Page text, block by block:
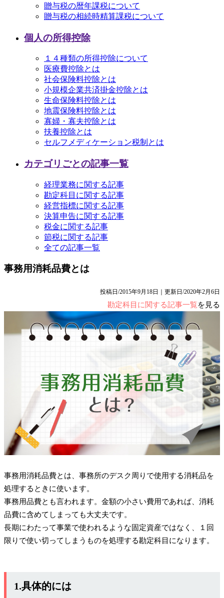
贈与税の暦年課税について
贈与税の相続時精算課税について
個人の所得控除
１４種類の所得控除について
医療費控除とは
社会保険料控除とは
小規模企業共済掛金控除とは
生命保険料控除とは
地震保険料控除とは
寡婦・寡夫控除とは
扶養控除とは
セルフメディケーション税制とは
カテゴリごとの記事一覧
経理業務に関する記事
勘定科目に関する記事
経営指標に関する記事
決算申告に関する記事
税金に関する記事
節税に関する記事
全ての記事一覧
事務用消耗品費とは
投稿日/2015年9月18日｜更新日/2020年2月6日
勘定科目に関する記事一覧を見る
事務用消耗品費とは、事務所のデスク周りで使用する消耗品を
処理するときに使います。
事務用品費とも言われます。金額の小さい費用であれば、消耗
品費に含めてしまっても大丈夫です。
長期にわたって事業で使われるような固定資産ではなく、１回
限りで使い切ってしまうものを処理する勘定科目になります。
1.具体的には